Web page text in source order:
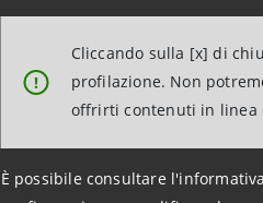
!
Cliccando sulla [x] di
profilazione. Non
offrirti contenuti in linea
È possibile consultare
legato al
L’operazione